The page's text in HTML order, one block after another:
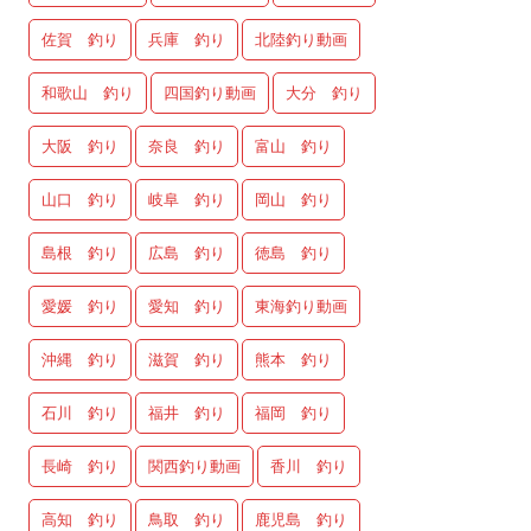
佐賀 釣り 兵庫 釣り 北陸釣り動画
和歌山 釣り 四国釣り動画 大分 釣り
大阪 釣り 奈良 釣り 富山 釣り
山口 釣り 岐阜 釣り 岡山 釣り
島根 釣り 広島 釣り 徳島 釣り
愛媛 釣り 愛知 釣り 東海釣り動画
沖縄 釣り 滋賀 釣り 熊本 釣り
石川 釣り 福井 釣り 福岡 釣り
長崎 釣り 関西釣り動画 香川 釣り
高知 釣り 鳥取 釣り 鹿児島 釣り